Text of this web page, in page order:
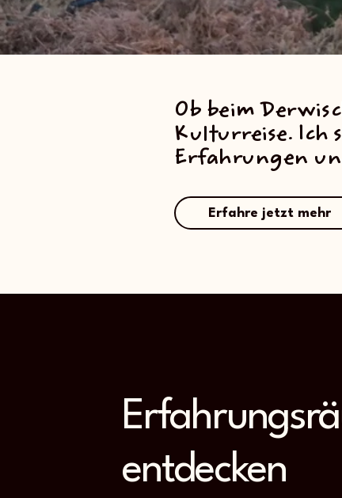
Ob beim
Kulturreise. Ich
Erfahrungen
Erfahre jetzt mehr
entdecken